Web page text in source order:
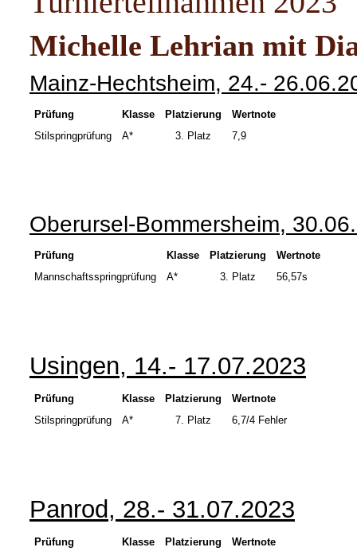
Michelle Lehrian mit
Mainz-Hechtsheim, 24.-
Prüfung Klasse Platzierung
Wertnote
Stilspringprüfung
A* 3. Platz 7,9
Oberursel-Bommersheim,
Prüfung Klasse Platzierung
Wertnote
Mannschaftsspringprüfung
A* 3. Platz 56,57s
Usingen, 14.- 17.07.2023
Prüfung Klasse Platzierung
Wertnote
Stilspringprüfung
A* 7. Platz 6,7/4 Fehler
Panrod, 28.- 31.07.2023
Prüfung Klasse Platzierung
Wertnote